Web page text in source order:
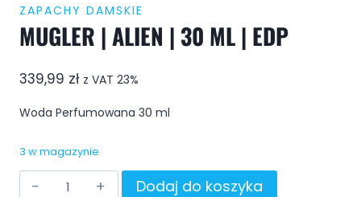
ZAPACHY DAMSKIE
MUGLER | ALIEN | 30 ML | EDP
339,99 zł z VAT 23%
Woda Perfumowana 30 ml
3 w magazynie
Dodaj do koszyka